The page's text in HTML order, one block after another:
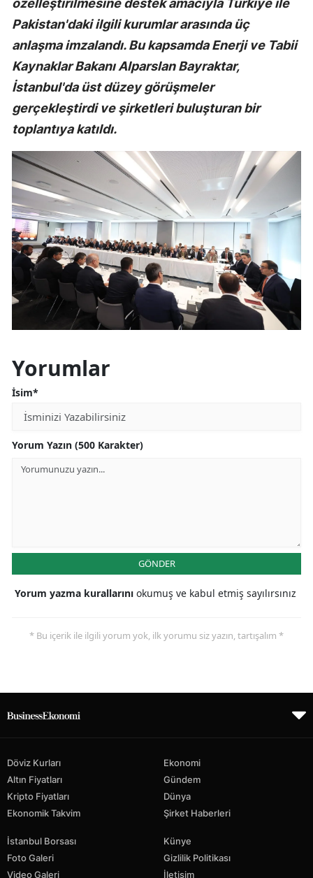
özelleştirilmesine destek amacıyla Türkiye ile
Pakistan'daki ilgili kurumlar arasında üç
anlaşma imzalandı. Bu kapsamda Enerji ve Tabii
Kaynaklar Bakanı Alparslan Bayraktar,
İstanbul'da üst düzey görüşmeler
gerçekleştirdi ve şirketleri buluşturan bir
toplantıya katıldı.
Yorumlar
İsim*
Yorum Yazın (500 Karakter)
GÖNDER
Yorum yazma kurallarını okumuş ve kabul etmiş sayılırsınız
* Bu içerik ile ilgili yorum yok, ilk yorumu siz yazın, tartışalım *
Döviz Kurları
Altın Fiyatları
Kripto Fiyatları
Ekonomik Takvim
Ekonomi
Gündem
Dünya
Şirket Haberleri
İstanbul Borsası
Foto Galeri
Video Galeri
Künye
Gizlilik Politikası
İletişim